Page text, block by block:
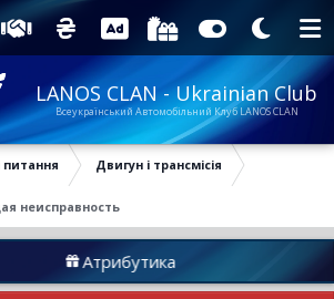
LANOS CLAN - Ukrainian Club
Всеукраїнський Автомобільний Клуб LANOS CLAN
питання Двигун і трансмісія
неисправность